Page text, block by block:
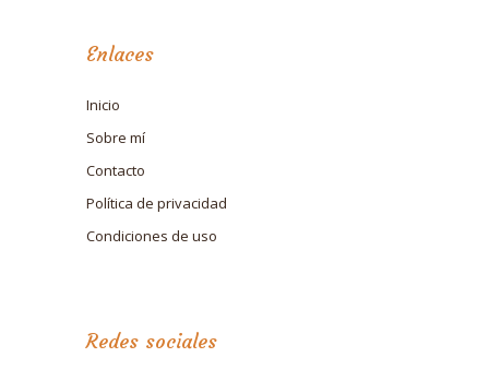
Enlaces
Inicio
Sobre mí
Contacto
Política de privacidad
Condiciones de uso
Redes sociales